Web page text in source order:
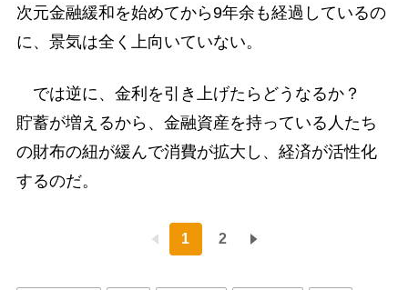
次元金融緩和を始めてから9年余も経過しているの
に、景気は全く上向いていない。
では逆に、金利を引き上げたらどうなるか？
貯蓄が増えるから、金融資産を持っている人たち
の財布の紐が緩んで消費が拡大し、経済が活性化
するのだ。
1 2